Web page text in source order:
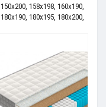
150x200, 158x198, 160x190,
180x190, 180x195, 180x200,